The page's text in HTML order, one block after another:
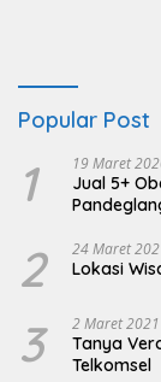
Popular Post
1 19 Maret
Jual 5+
2 24 Maret
Lokasi
3 2 Maret 2021
Tanya
Telkomsel